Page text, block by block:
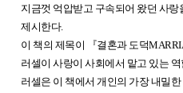
지금껏 억압받고 구속되어 왔던 사
제시한다.
이 책의 제목이 『결혼과 도덕
러셀이 사랑이 사회에서 맡고 있는
러셀은 이 책에서 개인의 가장 내밀